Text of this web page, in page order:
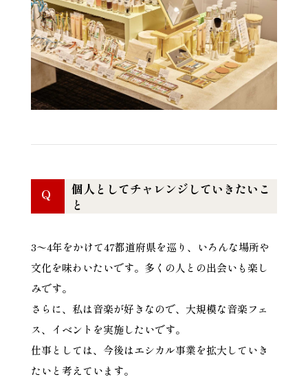
Q
個人としてチャレンジしていきたいこ
と
3〜4年をかけて47都道府県を巡り、いろんな場所や
文化を味わいたいです。多くの人との出会いも楽し
みです。
さらに、私は音楽が好きなので、大規模な音楽フェ
ス、イベントを実施したいです。
仕事としては、今後はエシカル事業を拡大していき
たいと考えています。